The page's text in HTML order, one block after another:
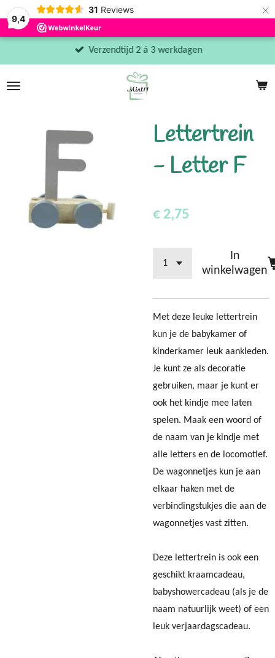
9,4
31 Reviews ×
Verzendtijd 2 á 3 werkdagen
Lettertrein
- Letter F
€ 2,75
In
winkelwagen
Met deze leuke lettertrein
kun je de babykamer of
kinderkamer leuk aankleden.
Je kunt ze als decoratie
gebruiken, maar je kunt er
ook het kindje mee laten
spelen. Maak een woord of
de naam van je kindje met
alle letters en de locomotief.
De wagonnetjes kun je aan
elkaar haken met de
verbindingstukjes die aan de
wagonnetjes vast zitten.
Deze lettertrein is ook een
geschikt kraamcadeau,
babyshowercadeau (als je de
naam natuurlijk weet) of een
leuk verjaardagscadeau.